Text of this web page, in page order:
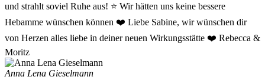
und strahlt soviel Ruhe aus! ⭐️ Wir hätten uns keine bessere
Hebamme wünschen können ❤️ Liebe Sabine, wir wünschen dir
von Herzen alles liebe in deiner neuen Wirkungsstätte ❤️ Rebecca &
Moritz
Anna Lena Gieselmann